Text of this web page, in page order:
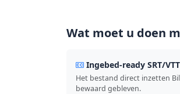
Wat moet u doen
Ingebed-ready SRT/
Het bestand direct inzetten
bewaard gebleven.